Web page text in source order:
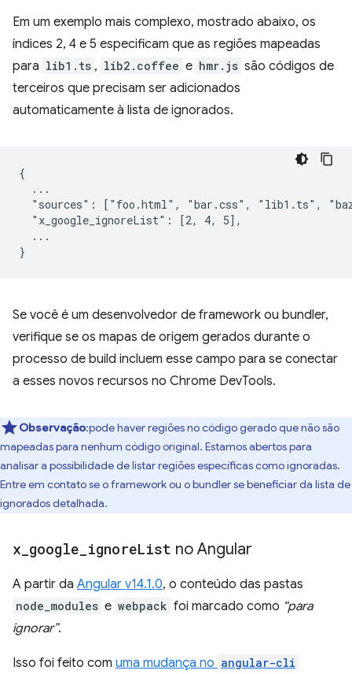
Em um exemplo mais complexo, mostrado abaixo, os
índices 2, 4 e 5 especificam que as regiões mapeadas
para lib1.ts , lib2.coffee e hmr.js são códigos de
terceiros que precisam ser adicionados
automaticamente à lista de ignorados.
{
  ...
"sources": ["foo.html", "bar.css", "lib1.ts",
  "x_google_ignoreList": [2, 4, 5],
  ...
Se você é um desenvolvedor de framework ou bundler,
verifique se os mapas de origem gerados durante o
processo de build incluem esse campo para se conectar
a esses novos recursos no Chrome DevTools.
Observação:pode haver regiões no código gerado que não são
mapeadas para nenhum código original. Estamos abertos para
analisar a possibilidade de listar regiões específicas como ignoradas.
Entre em contato se o framework ou o bundler se beneficiar da lista de
ignorados detalhada.
x google ignoreList no Angular
A partir da Angular v14.1.0, o conteúdo das pastas
node_modules e webpack foi marcado como “para
ignorar”.
Isso foi feito com uma mudança no angular-cli